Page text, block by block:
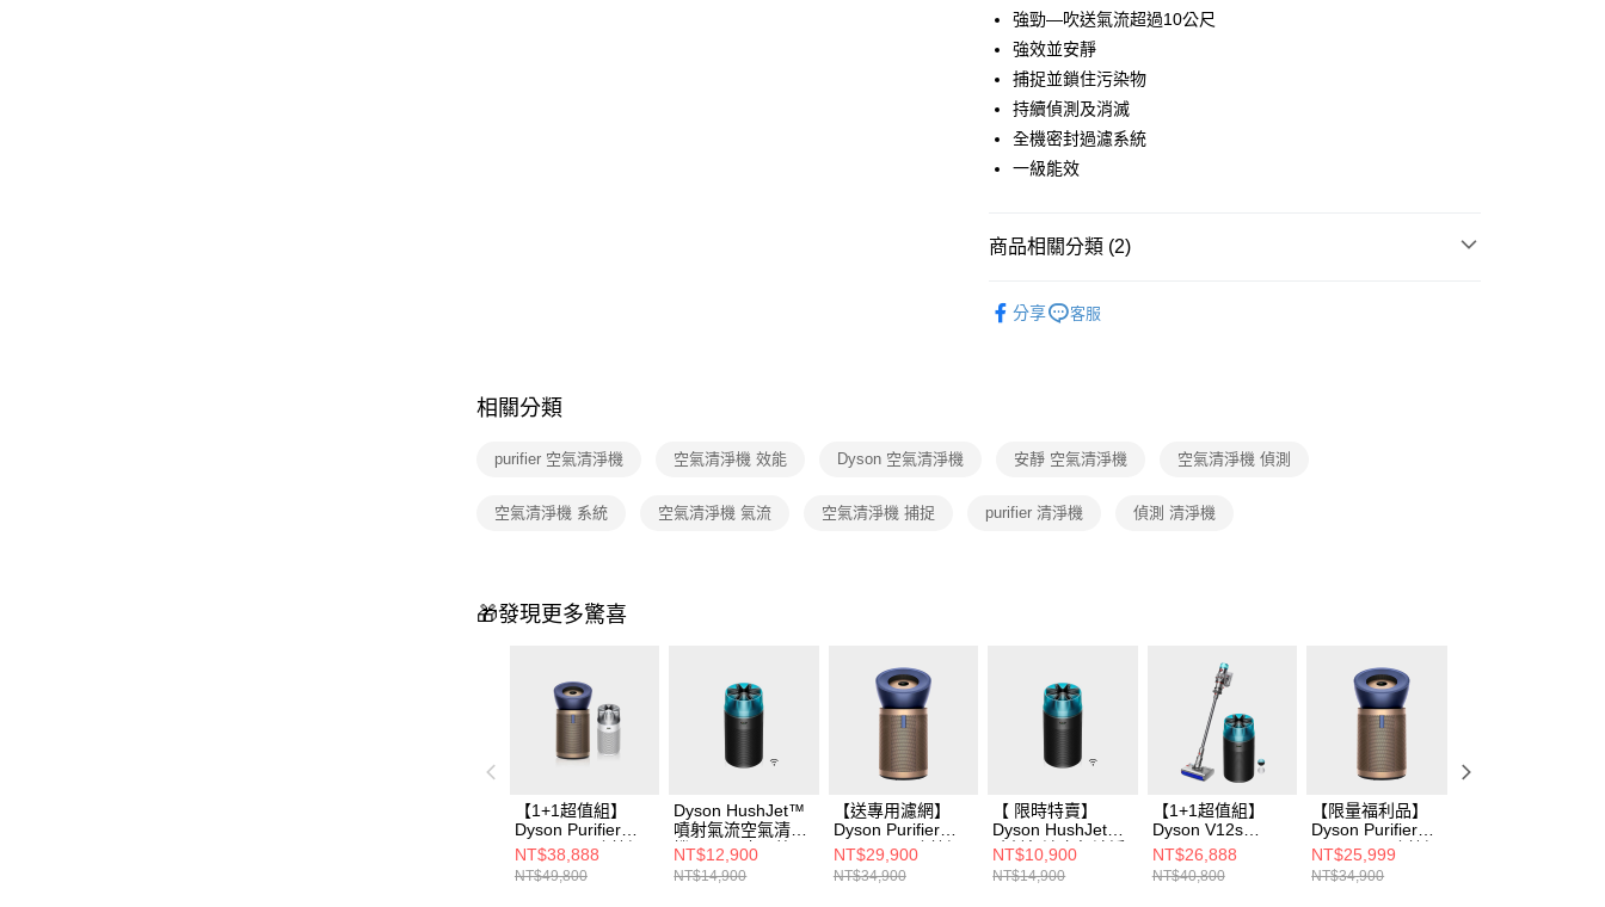
臺灣中小企業銀行
聯邦商業銀行
元大商業銀行
玉山商業銀行
台新國際商業銀行
台灣樂天信用卡公司
國泰世華商業銀行
臺灣中小企業銀行
匯豐（台灣）商業銀行
元大商業銀行
玉山商業銀行
台新國際商業銀行
Apple Pay
街口支付
Google Pay
ATM付款
運送方式
每筆NT$100，滿NT$999(含以上)免運費
強勁—吹送氣流超過10公尺
強效並安靜
捕捉並鎖住污染物
持續偵測及消滅
全機密封過濾系統
一級能效
商品相關分類 (2)
分享 客服
相關分類
purifier 空氣清淨機 空氣清淨機 效能 Dyson 空氣清淨機 安靜 空氣清淨機 空氣清淨機 偵測
空氣清淨機 系統 空氣清淨機 氣流 空氣清淨機 捕捉 purifier 清淨機 偵測 清淨機
🎁發現更多驚喜
【1+1超值組】
Dyson Purifier
Big+Quiet 強效極
淨甲醛偵測空氣清
淨機BP04+
NT$38,888
NT$49,800
Dyson HushJet™
噴射氣流空氣清淨
機 HJ10(冰川藍)
NT$12,900
NT$14,900
【送專用濾網】
Dyson Purifier
Big+Quiet 強效極
淨甲醛偵測空氣清
淨機 普魯士藍及金
NT$29,900
NT$34,900
【 限時特賣】
Dyson HushJet™
噴射氣流空氣清淨
機 HJ10(冰川藍)
NT$10,900
NT$14,900
【1+1超值組】
Dyson V12s
Origin Submarine
SV49 乾溼全能洗
地吸塵器+Dyson
NT$26,888
NT$40,800
【限量福利品】
Dyson Purifier
Big+Quiet 強效極
淨甲醛偵測空氣清
淨機 普魯士藍及金
NT$25,999
NT$34,900